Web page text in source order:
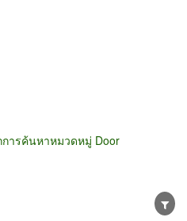
ารค้นหาหมวดหมู่ Door